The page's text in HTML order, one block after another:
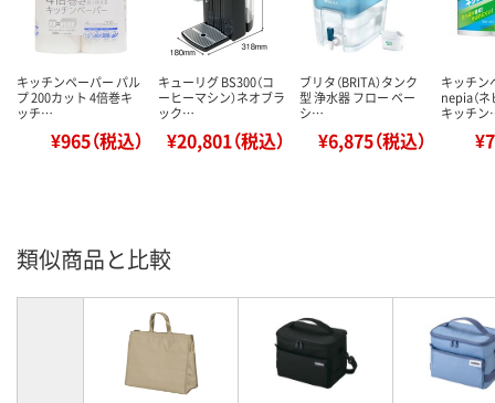
キッチンペーパー パル
プ 200カット 4倍巻キ
ッチ…
¥965（税込）
キューリグ BS300（コ
ーヒーマシン）ネオブラ
ック…
¥20,801（税込）
ブリタ（BRITA）タンク
型 浄水器 フロー ベー
シ…
¥6,875（税込）
キッチン
nepia（ネ
キッチ
類似商品と比較